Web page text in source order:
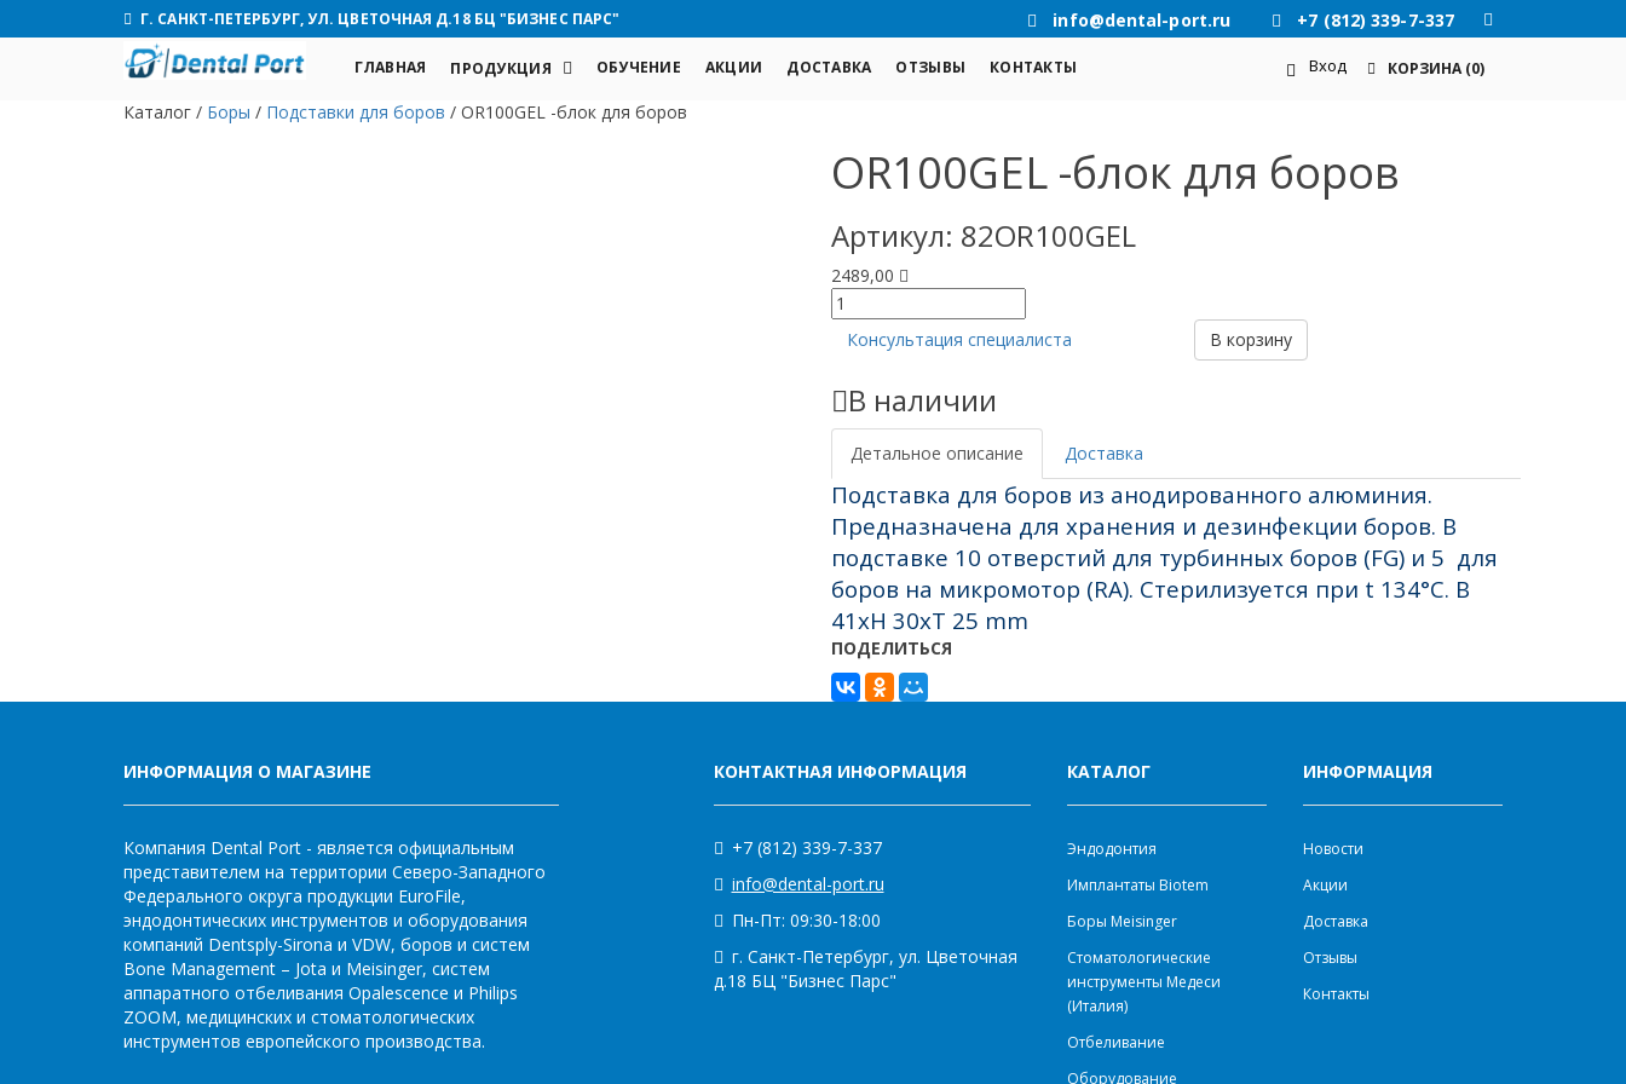
Г. САНКТ-ПЕТЕРБУРГ, УЛ. ЦВЕТОЧНАЯ Д.18 БЦ "БИЗНЕС ПАРС" info@dental-port.ru +7 (812) 339-7-337
ГЛАВНАЯ ПРОДУКЦИЯ ОБУЧЕНИЕ АКЦИИ ДОСТАВКА ОТЗЫВЫ КОНТАКТЫ Вход КОРЗИНА (0)
Каталог / Боры / Подставки для боров / OR100GEL -блок для боров
OR100GEL -блок для боров
Артикул: 82OR100GEL
2489,00
Количество
товара
OR100GEL
для
боров
Консультация специалиста В корзину
В наличии
Детальное описание Доставка
Подставка для боров из анодированного алюминия.
Предназначена для хранения и дезинфекции боров. В
подставке 10 отверстий для турбинных боров (FG) и 5 для
боров на микромотор (RA). Стерилизуется при t 134°C. В
41xH 30xT 25 mm
ПОДЕЛИТЬСЯ
ИНФОРМАЦИЯ О МАГАЗИНЕ
Компания Dental Port - является официальным
представителем на территории Северо-Западного
Федерального округа продукции EuroFile,
эндодонтических инструментов и оборудования
компаний Dentsply-Sirona и VDW, боров и систем
Bone Management – Jota и Meisinger, систем
аппаратного отбеливания Opalescence и Philips
ZOOM, медицинских и стоматологических
инструментов европейского производства.
КОНТАКТНАЯ ИНФОРМАЦИЯ
+7 (812) 339-7-337
info@dental-port.ru
Пн-Пт: 09:30-18:00
г. Санкт-Петербург, ул. Цветочная
д.18 БЦ "Бизнес Парс"
КАТАЛОГ
Эндодонтия
Имплантаты Biotem
Боры Meisinger
Стоматологические
инструменты Медеси
(Италия)
Отбеливание
Оборудование
ИНФОРМАЦИЯ
Новости
Акции
Доставка
Отзывы
Контакты